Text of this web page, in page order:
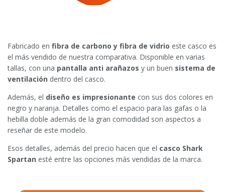
Fabricado en fibra de carbono y fibra de vidrio este casco es
el más vendido de nuestra comparativa. Disponible en varias
tallas, con una pantalla anti arañazos y un buen sistema de
ventilación dentro del casco.
Además, el diseño es impresionante con sus dos colores en
negro y naranja. Detalles como el espacio para las gafas o la
hebilla doble además de la gran comodidad son aspectos a
reseñar de este modelo.
Esos detalles, además del precio hacen que el casco Shark
Spartan esté entre las opciones más vendidas de la marca.